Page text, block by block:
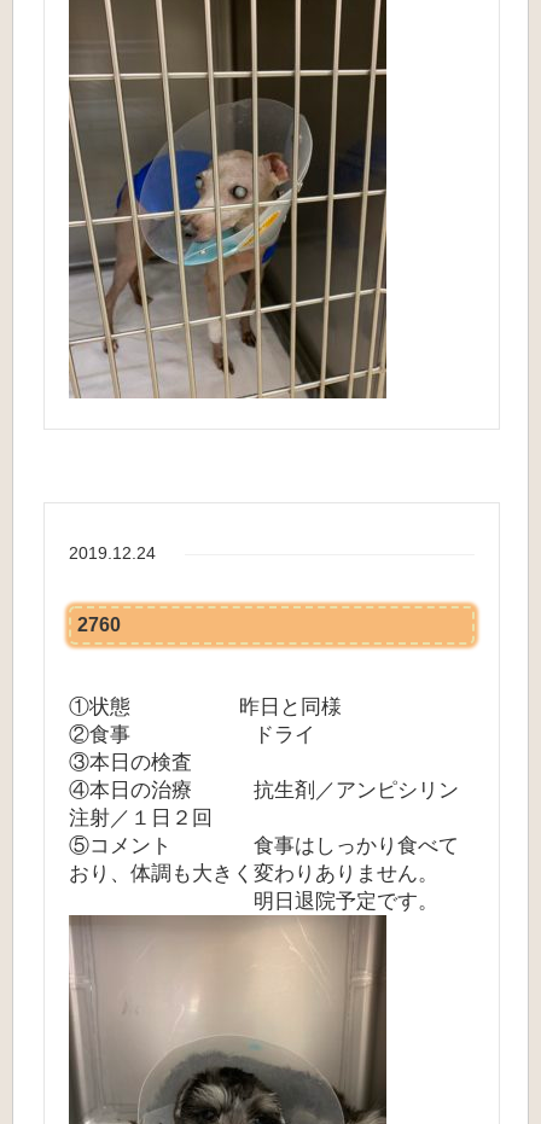
2019.12.24
2760
①状態 昨日と同様
②食事 ドライ
③本日の検査
④本日の治療 抗生剤／アンピシリン
注射／１日２回
⑤コメント 食事はしっかり食べて
おり、体調も大きく変わりありません。
明日退院予定です。